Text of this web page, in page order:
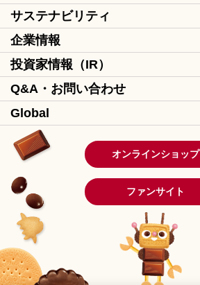
サステナビリティ
企業情報
投資家情報（IR）
Q&A・お問い合わせ
Global
オンラインショップ
ファンサイト